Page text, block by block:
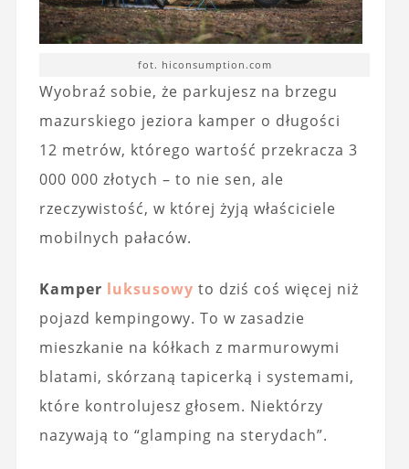
fot. hiconsumption.com
Wyobraź sobie, że parkujesz na brzegu
mazurskiego jeziora kamper o długości
12 metrów, którego wartość przekracza 3
000 000 złotych – to nie sen, ale
rzeczywistość, w której żyją właściciele
mobilnych pałaców.
Kamper luksusowy to dziś coś więcej niż
pojazd kempingowy. To w zasadzie
mieszkanie na kółkach z marmurowymi
blatami, skórzaną tapicerką i systemami,
które kontrolujesz głosem. Niektórzy
nazywają to “glamping na sterydach”.